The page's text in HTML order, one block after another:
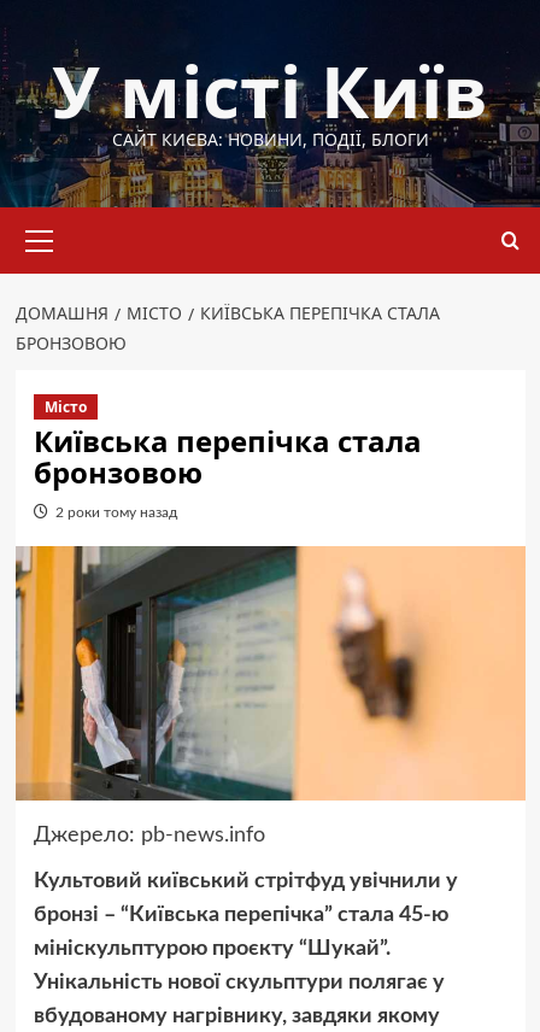
до
вмістуУ місті Київ
САЙТ КИЄВА: НОВИНИ, ПОДІЇ, БЛОГИ
меню
ДОМАШНЯ МІСТО
КИЇВСЬКА ПЕРЕПІЧКА СТАЛА
БРОНЗОВОЮ
Місто
Київська перепічка стала
бронзовою
2 роки тому назад
Джерело: pb-news.info
Культовий київський стрітфуд увічнили у
бронзі – “Київська перепічка” стала 45-ю
мініскульптурою проєкту “Шукай”.
Унікальність нової скульптури полягає у
вбудованому нагрівнику, завдяки якому